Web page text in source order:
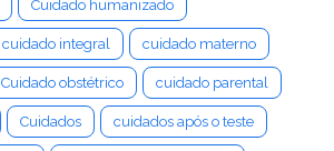
Cuidado humanizado
cuidado integral cuidado materno
Cuidado obstétrico cuidado parental
Cuidados cuidados após o teste